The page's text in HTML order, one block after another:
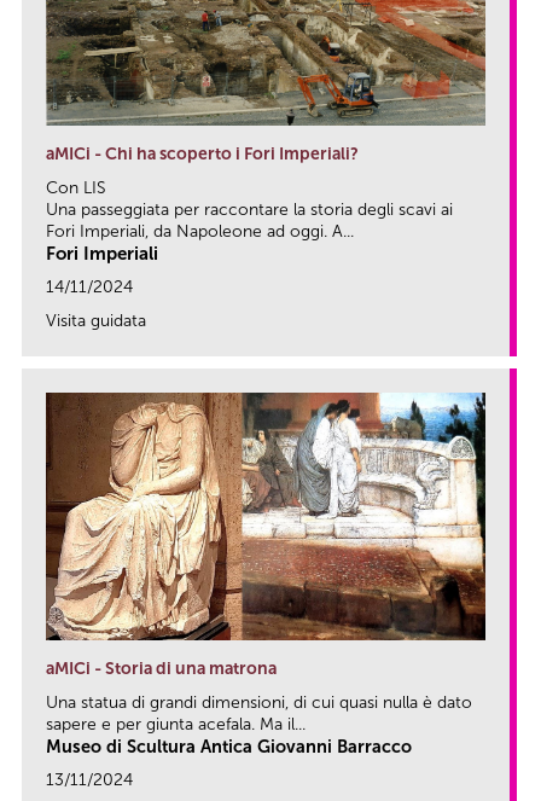
aMICi - Chi ha scoperto i Fori Imperiali?
Con LIS
Una passeggiata per raccontare la storia degli scavi ai
Fori Imperiali, da Napoleone ad oggi. A...
Fori Imperiali
14/11/2024
Visita guidata
aMICi - Storia di una matrona
Una statua di grandi dimensioni, di cui quasi nulla è dato
sapere e per giunta acefala. Ma il...
Museo di Scultura Antica Giovanni Barracco
13/11/2024